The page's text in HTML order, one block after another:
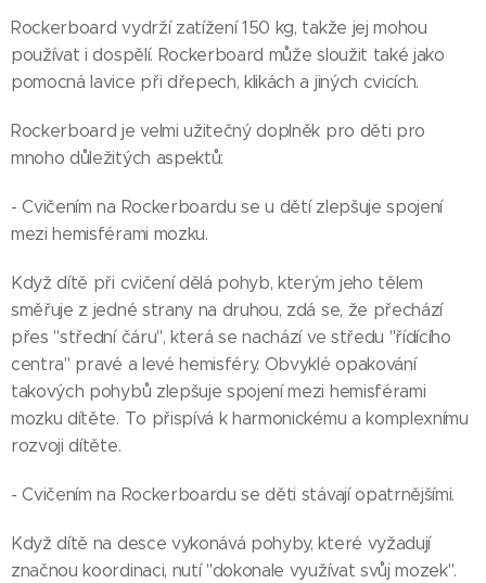
Rockerboard vydrží zatížení 150 kg, takže jej mohou
používat i dospělí. Rockerboard může sloužit také jako
pomocná lavice při dřepech, klikách a jiných cvicích.
Rockerboard je velmi užitečný doplněk pro děti pro
mnoho důležitých aspektů:
- Cvičením na Rockerboardu se u dětí zlepšuje spojení
mezi hemisférami mozku.
Když dítě při cvičení dělá pohyb, kterým jeho tělem
směřuje z jedné strany na druhou, zdá se, že přechází
přes "střední čáru", která se nachází ve středu "řídícího
centra" pravé a levé hemisféry. Obvyklé opakování
takových pohybů zlepšuje spojení mezi hemisférami
mozku dítěte. To přispívá k harmonickému a komplexnímu
rozvoji dítěte.
- Cvičením na Rockerboardu se děti stávají opatrnějšími.
Když dítě na desce vykonává pohyby, které vyžadují
značnou koordinaci, nutí "dokonale využívat svůj mozek".